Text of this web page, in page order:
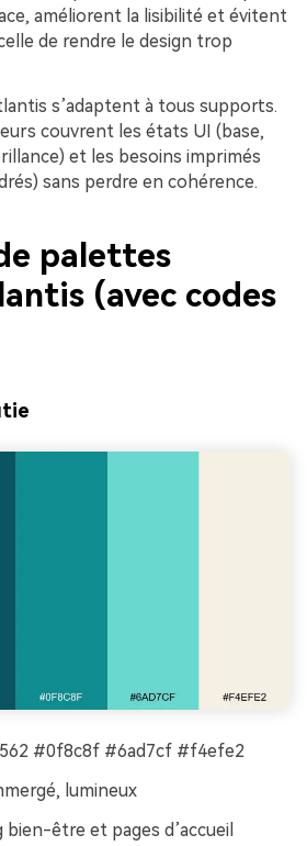
améliorent la lisibilité et évitent
de rendre le design trop
s’adaptent à tous supports.
couvrent les états UI (base,
et les besoins imprimés
sans perdre en cohérence.
palettes
(avec codes
#0f8c8f #6ad7cf #f4efe2
lumineux
bien-être et pages d’accueil